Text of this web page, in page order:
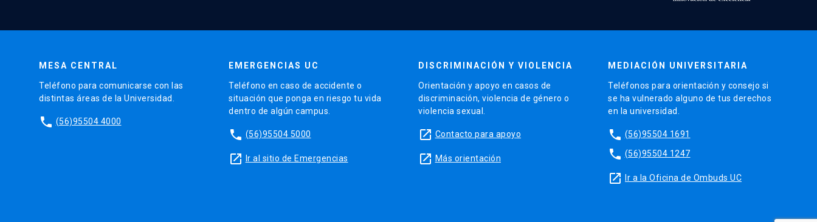
MESA CENTRAL
Teléfono para comunicarse con las
distintas áreas de la Universidad.
phone (56)95504 4000
EMERGENCIAS UC
Teléfono en caso de accidente o
situación que ponga en riesgo tu vida
dentro de algún campus.
phone (56)95504 5000
launch Ir al sitio de Emergencias
DISCRIMINACIÓN Y VIOLENCIA
Orientación y apoyo en casos de
discriminación, violencia de género o
violencia sexual.
launch Contacto para apoyo
launch Más orientación
MEDIACIÓN UNIVERSITARIA
Teléfonos para orientación y consejo si
se ha vulnerado alguno de tus derechos
en la universidad.
phone (56)95504 1691
phone (56)95504 1247
launch Ir a la Oficina de Ombuds UC